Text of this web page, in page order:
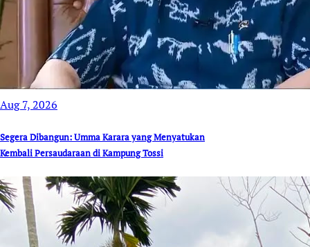
Aug 7, 2026
Segera Dibangun: Umma Karara yang Menyatukan
Kembali Persaudaraan di Kampung Tossi